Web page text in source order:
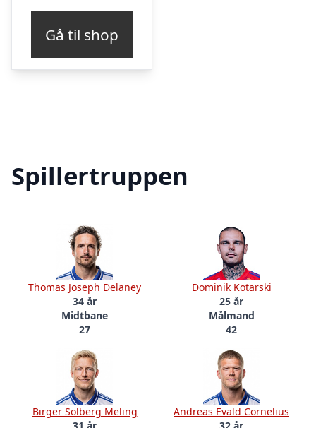
Gå til shop
Spillertruppen
Thomas Joseph Delaney
34 år
Midtbane
27
Dominik Kotarski
25 år
Målmand
42
Birger Solberg Meling
31 år
Andreas Evald Cornelius
32 år